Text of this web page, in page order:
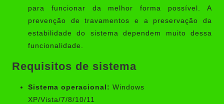
para funcionar da melhor forma possível. A
prevenção de travamentos e a preservação da
estabilidade do sistema dependem muito dessa
funcionalidade.
Requisitos de sistema
Sistema operacional: Windows
XP/Vista/7/8/10/11